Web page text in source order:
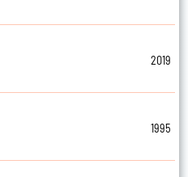
2019
1995